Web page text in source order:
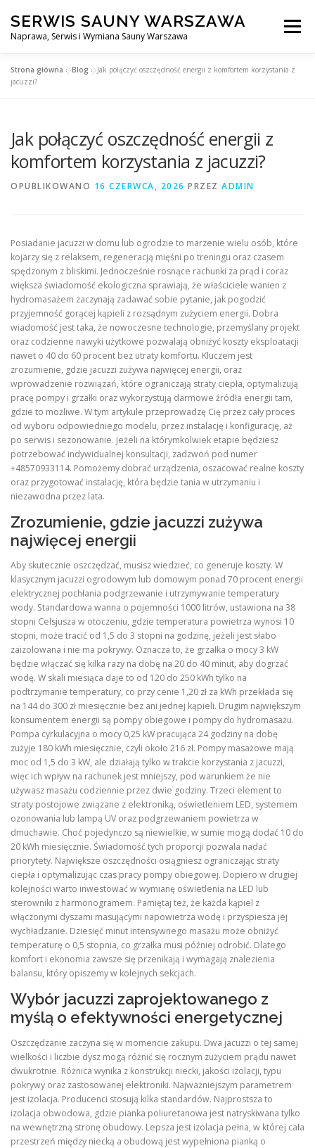
treści
SERWIS SAUNY WARSZAWA
Naprawa, Serwis i Wymiana Sauny Warszawa
Menu
SERWIS DO SAUNY WARSZAWA
Strona główna »Blog »Jak połączyć oszczędność energii z komfortem korzystania z
jacuzzi?
Jak połączyć oszczędność energii z
komfortem korzystania z jacuzzi?
OPUBLIKOWANO 16 CZERWCA, 2026 PRZEZ ADMIN
Posiadanie jacuzzi w domu lub ogrodzie to marzenie wielu osób, które
kojarzy się z relaksem, regeneracją mięśni po treningu oraz czasem
spędzonym z bliskimi. Jednocześnie rosnące rachunki za prąd i coraz
większa świadomość ekologiczna sprawiają, że właściciele wanien z
hydromasażem zaczynają zadawać sobie pytanie, jak pogodzić
przyjemność gorącej kąpieli z rozsądnym zużyciem energii. Dobra
wiadomość jest taka, że nowoczesne technologie, przemyślany projekt
oraz codzienne nawyki użytkowe pozwalają obniżyć koszty eksploatacji
nawet o 40 do 60 procent bez utraty komfortu. Kluczem jest
zrozumienie, gdzie jacuzzi zużywa najwięcej energii, oraz
wprowadzenie rozwiązań, które ograniczają straty ciepła, optymalizują
pracę pompy i grzałki oraz wykorzystują darmowe źródła energii tam,
gdzie to możliwe. W tym artykule przeprowadzę Cię przez cały proces
od wyboru odpowiedniego modelu, przez instalację i konfigurację, aż
po serwis i sezonowanie. Jeżeli na którymkolwiek etapie będziesz
potrzebować indywidualnej konsultacji, zadzwoń pod numer
+48570933114. Pomożemy dobrać urządzenia, oszacować realne koszty
oraz przygotować instalację, która będzie tania w utrzymaniu i
niezawodna przez lata.
Zrozumienie, gdzie jacuzzi zużywa
najwięcej energii
Aby skutecznie oszczędzać, musisz wiedzieć, co generuje koszty. W
klasycznym jacuzzi ogrodowym lub domowym ponad 70 procent energii
elektrycznej pochłania podgrzewanie i utrzymywanie temperatury
wody. Standardowa wanna o pojemności 1000 litrów, ustawiona na 38
stopni Celsjusza w otoczeniu, gdzie temperatura powietrza wynosi 10
stopni, może tracić od 1,5 do 3 stopni na godzinę, jeżeli jest słabo
zaizolowana i nie ma pokrywy. Oznacza to, że grzałka o mocy 3 kW
będzie włączać się kilka razy na dobę na 20 do 40 minut, aby dogrzać
wodę. W skali miesiąca daje to od 120 do 250 kWh tylko na
podtrzymanie temperatury, co przy cenie 1,20 zł za kWh przekłada się
na 144 do 300 zł miesięcznie bez ani jednej kąpieli. Drugim największym
konsumentem energii są pompy obiegowe i pompy do hydromasażu.
Pompa cyrkulacyjna o mocy 0,25 kW pracująca 24 godziny na dobę
zużyje 180 kWh miesięcznie, czyli około 216 zł. Pompy masażowe mają
moc od 1,5 do 3 kW, ale działają tylko w trakcie korzystania z jacuzzi,
więc ich wpływ na rachunek jest mniejszy, pod warunkiem że nie
używasz masażu codziennie przez dwie godziny. Trzeci element to
straty postojowe związane z elektroniką, oświetleniem LED, systemem
ozonowania lub lampą UV oraz podgrzewaniem powietrza w
dmuchawie. Choć pojedynczo są niewielkie, w sumie mogą dodać 10 do
20 kWh miesięcznie. Świadomość tych proporcji pozwala nadać
priorytety. Największe oszczędności osiągniesz ograniczając straty
ciepła i optymalizując czas pracy pompy obiegowej. Dopiero w drugiej
kolejności warto inwestować w wymianę oświetlenia na LED lub
sterowniki z harmonogramem. Pamiętaj też, że każda kąpiel z
włączonymi dyszami masującymi napowietrza wodę i przyspiesza jej
wychładzanie. Dziesięć minut intensywnego masażu może obniżyć
temperaturę o 0,5 stopnia, co grzałka musi później odrobić. Dlatego
komfort i ekonomia zawsze się przenikają i wymagają znalezienia
balansu, który opiszemy w kolejnych sekcjach.
Wybór jacuzzi zaprojektowanego z
myślą o efektywności energetycznej
Oszczędzanie zaczyna się w momencie zakupu. Dwa jacuzzi o tej samej
wielkości i liczbie dysz mogą różnić się rocznym zużyciem prądu nawet
dwukrotnie. Różnica wynika z konstrukcji niecki, jakości izolacji, typu
pokrywy oraz zastosowanej elektroniki. Najważniejszym parametrem
jest izolacja. Producenci stosują kilka standardów. Najprostsza to
izolacja obwodowa, gdzie pianka poliuretanowa jest natryskiwana tylko
na wewnętrzną stronę obudowy. Lepsza jest izolacja pełna, w której cała
przestrzeń między niecką a obudową jest wypełniona pianką o